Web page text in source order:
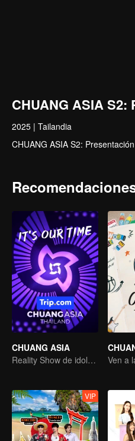
CHUANG ASIA
2025 | Tailandia
CHUANG ASIA S2:
CHUANG ASIA
Reality Show de idols femeninas
VIP